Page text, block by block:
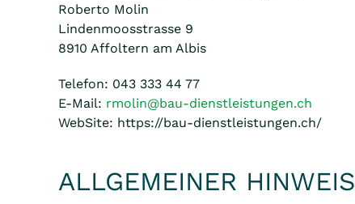
Roberto Molin
Lindenmoosstrasse 9
8910 Affoltern am Albis
Telefon: 043 333 44 77
E-Mail: rmolin@bau-dienstleistungen.ch
WebSite: https://bau-dienstleistungen.ch/
ALLGEMEINER HINWEIS